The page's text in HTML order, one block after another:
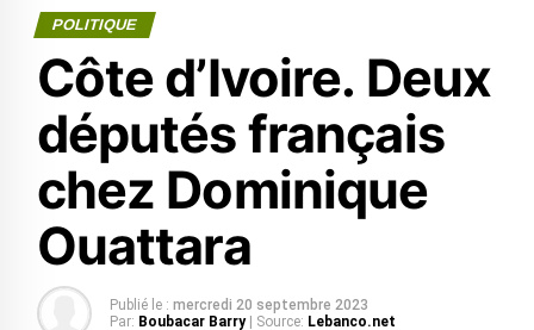
POLITIQUE
Côte d’Ivoire. Deux
députés français
chez Dominique
Ouattara
Publié le : mercredi 20 septembre 2023
Par: Boubacar Barry | Source: Lebanco.net